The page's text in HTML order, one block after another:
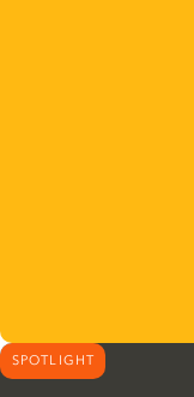
SPOTLIGHT